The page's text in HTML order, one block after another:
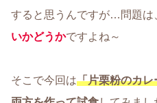
すると思うんですが…問題は
いかどうかですよね～
そこで今回は「片栗粉のカ